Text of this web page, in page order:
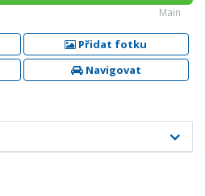
Main
Přidat fotku
Navigovat